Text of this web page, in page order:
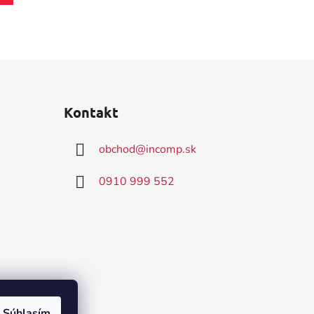
Kontakt
obchod@incomp.sk
0910 999 552